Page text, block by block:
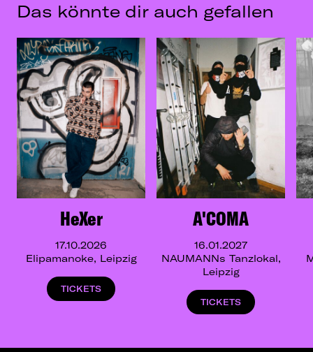
Das könnte dir auch gefallen
HeXer
17.10.2026
Elipamanoke, Leipzig
TICKETS
A'COMA
16.01.2027
NAUMANNs Tanzlokal,
Leipzig
TICKETS